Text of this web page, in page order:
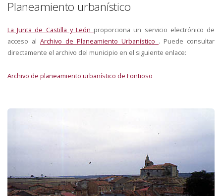
Planeamiento urbanístico
La Junta de Castilla y León proporciona un servicio electrónico de
acceso al Archivo de Planeamiento Urbanístico . Puede consultar
directamente el archivo del municipio en el siguiente enlace:
Archivo de planeamiento urbanístico de Fontioso